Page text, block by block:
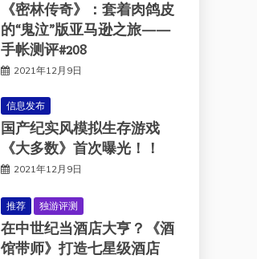
《密林传奇》：套着肉鸽皮
的“鬼泣”版亚马逊之旅——
手帐测评#208
2021年12月9日
信息发布
国产纪实风模拟生存游戏
《大多数》首次曝光！！
2021年12月9日
推荐 独游评测
在中世纪当酒店大亨？《酒
馆带师》打造七星级酒店